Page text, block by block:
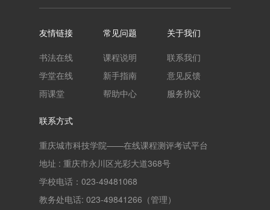
友情链接
书法在线
学堂在线
雨课堂
常见问题
课程说明
新手指南
帮助中心
关于我们
联系我们
意见反馈
服务协议
联系方式
重庆城市科技学院——在线课程测评考试平台
地址 : 重庆市永川区光彩大道368号
学校电话：023-49481068
教务处电话: 023-49841266（管理）